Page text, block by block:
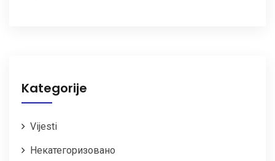
Kategorije
Vijesti
Некатегоризовано